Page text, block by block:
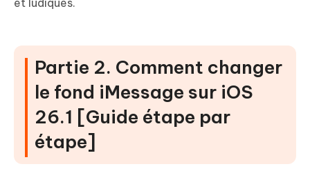
Partie 2. Comment changer
le fond iMessage sur iOS
26.1 [Guide étape par
étape]